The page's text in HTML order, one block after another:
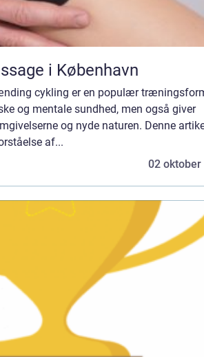
i København
cykling er en populær
og mentale sundhed, men også giver
og nyde naturen. Denne
af...
02 oktober